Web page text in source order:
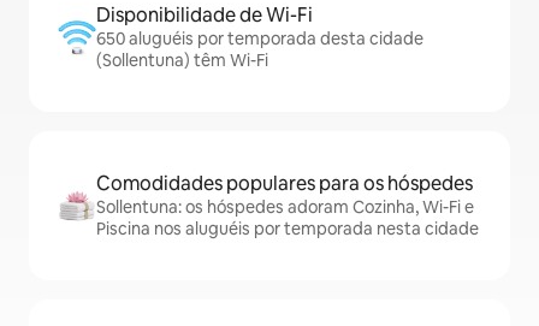
Disponibilidade de Wi-Fi
650 aluguéis por temporada desta cidade
(Sollentuna) têm Wi-Fi
Comodidades populares para os hóspedes
Sollentuna: os hóspedes adoram Cozinha, Wi-Fi e
Piscina nos aluguéis por temporada nesta cidade